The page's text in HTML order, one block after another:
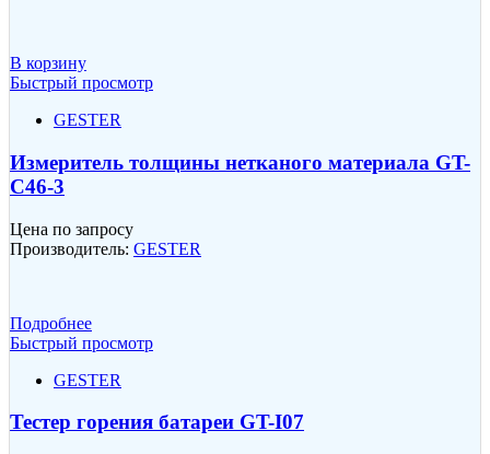
В корзину
Быстрый просмотр
GESTER
Измеритель толщины нетканого материала GT-
C46-3
Цена по запросу
Производитель: GESTER
Подробнее
Быстрый просмотр
GESTER
Тестер горения батареи GT-I07